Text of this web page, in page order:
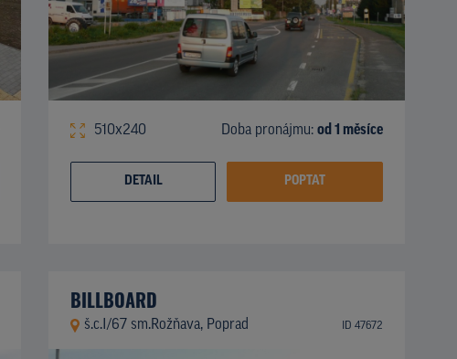
510x240 Doba pronájmu: od 1 měsíce
DETAIL POPTAT
BILLBOARD
š.c.I/67 sm.Rožňava, Poprad ID 47672